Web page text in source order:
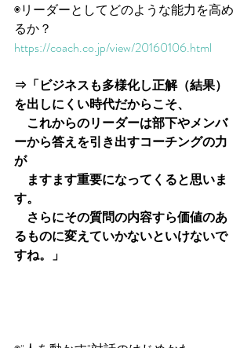
◉リーダーとしてどのような能力を高め
るか？
https://coach.co.jp/view/20160106.html
⇒「ビジネスも多様化し正解（結果）
を出しにくい時代だからこそ、
これからのリーダーは部下やメンバ
ーから答えを引き出すコーチングの力
が
ますます重要になってくると思いま
す。
さらにその質問の内容すら価値のあ
るものに変えていかないといけないで
すね。」